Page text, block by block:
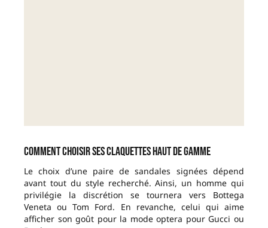
Comment choisir ses claquettes haut de gamme
Le choix d’une paire de sandales signées dépend
avant tout du style recherché. Ainsi, un homme qui
privilégie la discrétion se tournera vers Bottega
Veneta ou Tom Ford. En revanche, celui qui aime
afficher son goût pour la mode optera pour Gucci ou